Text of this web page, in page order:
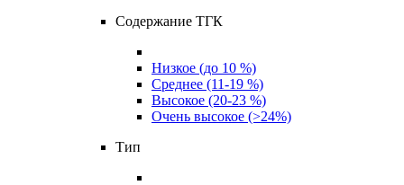
Содержание ТГК
Низкое (до 10 %)
Среднее (11-19 %)
Высокое (20-23 %)
Очень высокое (>24%)
Тип